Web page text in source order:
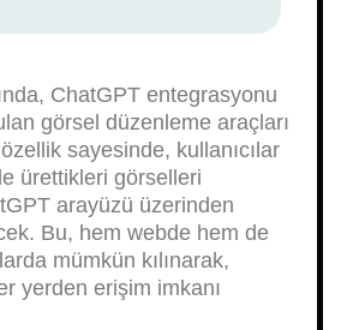
ChatGPT entegrasyonu
görsel düzenleme araçları
sayesinde, kullanıcılar
ürettikleri görselleri
arayüzü üzerinden
Bu, hem webde hem de
mümkün kılınarak,
yerden erişim imkanı